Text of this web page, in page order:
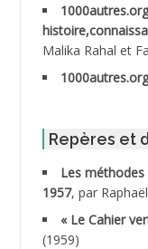
ABDESSLEM
ABDOUDOU
ABID Mohamed
ABNOUN Salah
ACHACHE M.*
Malika Rahal et
Repères et
Les méthodes
1957, par
« Le Cahier
(1959)